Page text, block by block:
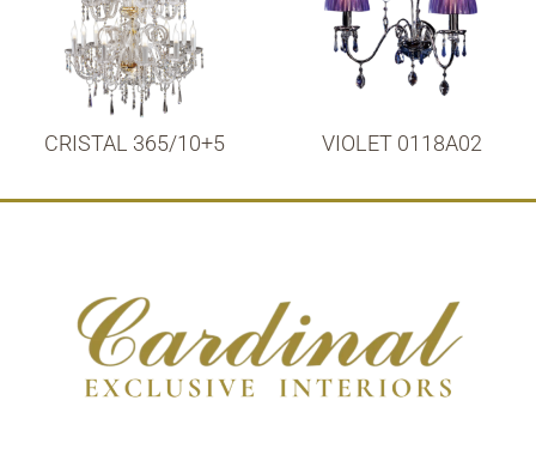
CRISTAL 365/10+5 VIOLET 0118A02